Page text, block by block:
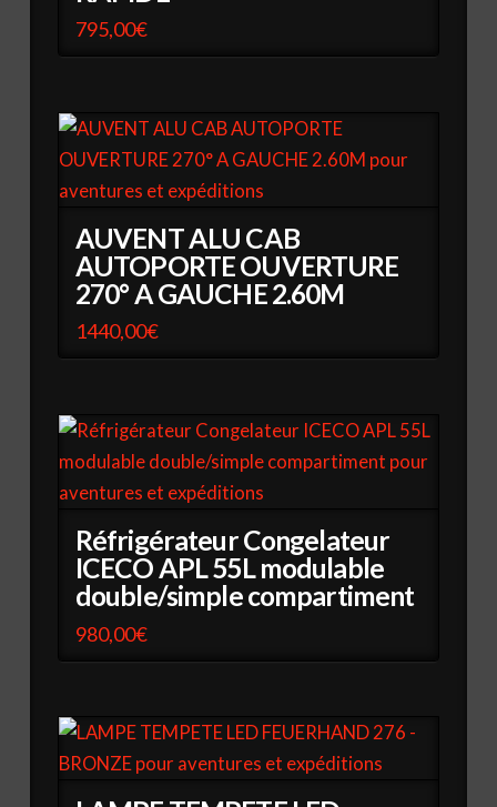
795,00€
AUVENT ALU CAB
AUTOPORTE OUVERTURE
270° A GAUCHE 2.60M
1440,00€
Réfrigérateur Congelateur
ICECO APL 55L modulable
double/simple compartiment
980,00€